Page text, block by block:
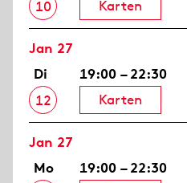
10 Karten
Jan 27
Di
12
19:00 – 22:30
Karten
Jan 27
Mo
19:00 – 22:30